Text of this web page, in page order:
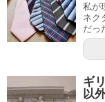
私が
ネク
だっ
ギ
以